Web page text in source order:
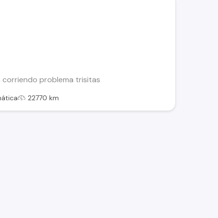
problema trisitas
22770 km